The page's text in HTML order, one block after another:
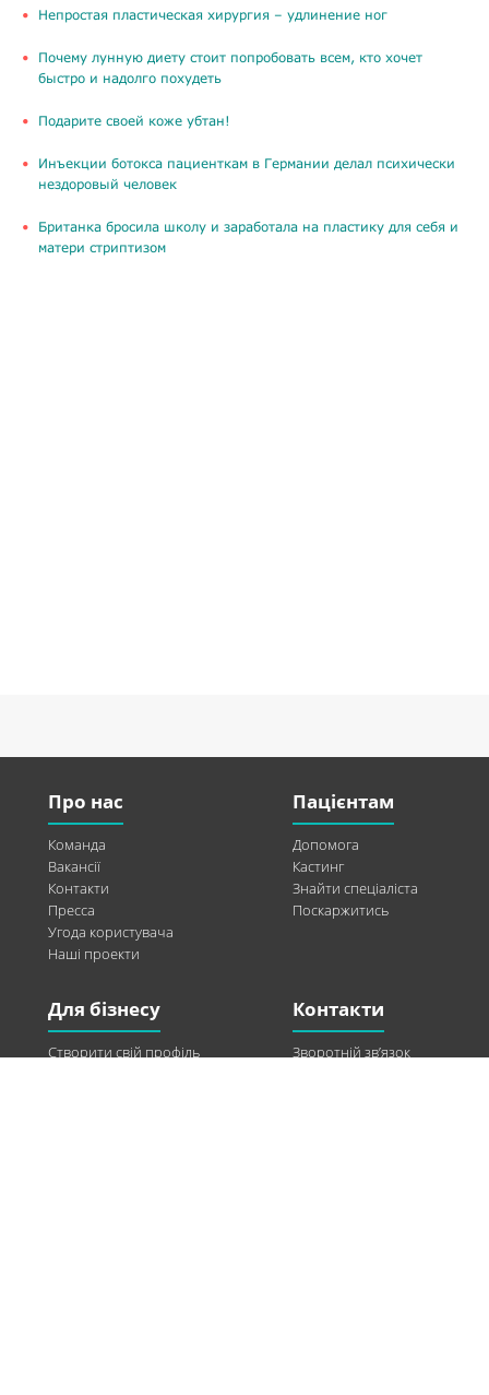
​Непростая пластическая хирургия – удлинение ног
Почему лунную диету стоит попробовать всем, кто хочет
быстро и надолго похудеть
Подарите своей коже убтан!
Инъекции ботокса пациенткам в Германии делал психически
нездоровый человек
Британка бросила школу и заработала на пластику для себя и
матери стриптизом
Про нас
Команда
Вакансії
Контакти
Пресса
Угода користувача
Наші проекти
Пацієнтам
Допомога
Кастинг
Знайти спеціаліста
Поскаржитись
Для бізнесу
Створити свій профіль
Контакти
Зворотній зв’язок